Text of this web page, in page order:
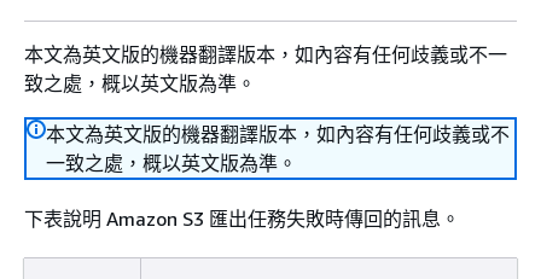
本文為英文版的機器翻譯版本，如內容有任何歧義或不一
致之處，概以英文版為準。
本文為英文版的機器翻譯版本，如內容有任何歧義或不
一致之處，概以英文版為準。
下表說明 Amazon S3 匯出任務失敗時傳回的訊息。